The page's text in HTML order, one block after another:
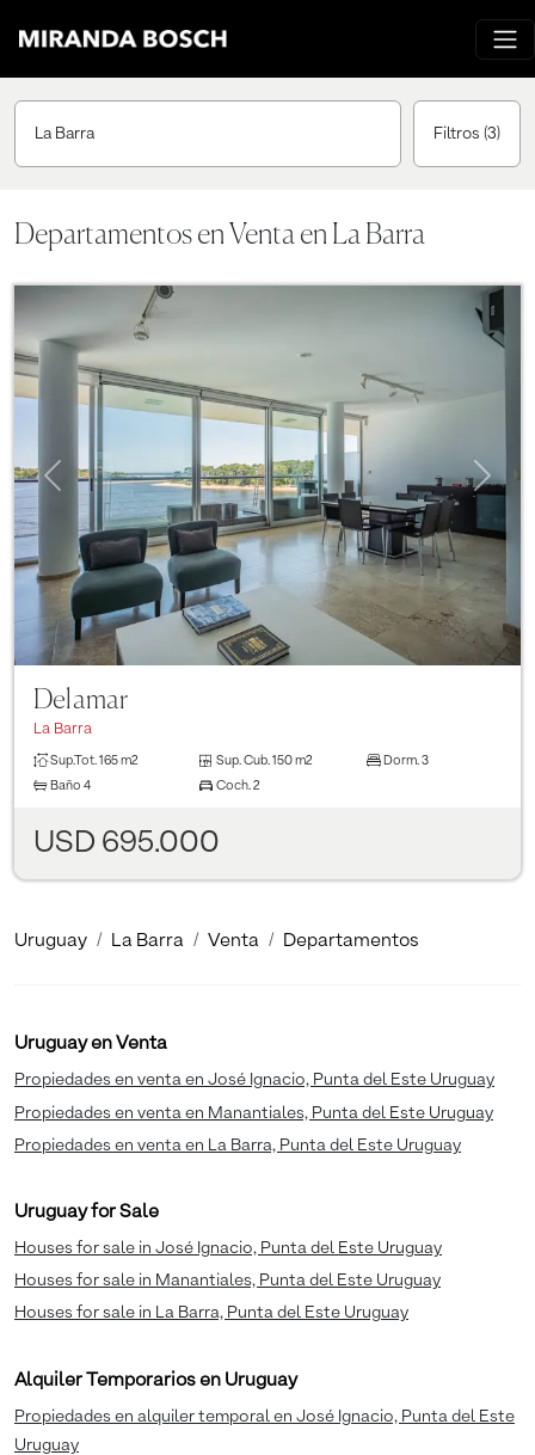
La Barra Filtros (3)
Departamentos en Venta en La Barra
Previous
Delamar
La Barra
Sup.Tot. 165 m2 Sup. Cub. 150 m2 Dorm. 3
Baño 4 Coch. 2
USD 695.000
Uruguay La Barra Venta Departamentos
Uruguay en Venta
Propiedades en venta en José Ignacio, Punta del Este Uruguay
Propiedades en venta en Manantiales, Punta del Este Uruguay
Propiedades en venta en La Barra, Punta del Este Uruguay
Uruguay for Sale
Houses for sale in José Ignacio, Punta del Este Uruguay
Houses for sale in Manantiales, Punta del Este Uruguay
Houses for sale in La Barra, Punta del Este Uruguay
Alquiler Temporarios en Uruguay
Propiedades en alquiler temporal en José Ignacio, Punta del Este
Uruguay